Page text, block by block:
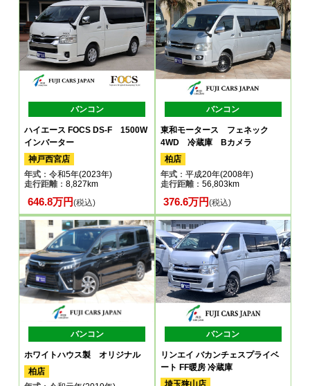
バンコン
ハイエース FOCS DS-F 1500W
インバーター
神戸西宮店
年式 ：令和5年(2023年)
走行距離：8,827km
646.8万円(税込)
バンコン
東和モータース フェネック
4WD 冷蔵庫 Bカメラ
柏店
年式：平成20年(2008年)
走行距離：56,803km
376.6万円(税込)
バンコン
ホワイトハウス製 オリジナル
柏店
バンコン
リンエイ バカンチェスプライベ
ート FF暖房 冷蔵庫
埼玉狭山店